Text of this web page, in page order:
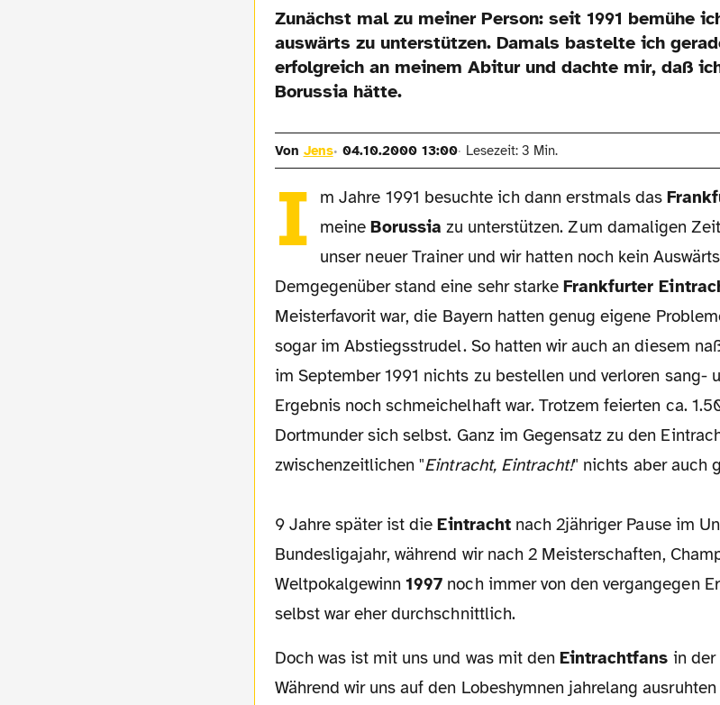
Zunächst mal zu meiner Person: seit 1991 bemühe
auswärts zu unterstützen. Damals bastelte ich
erfolgreich an meinem Abitur und dachte mir, daß
Borussia hätte.
Von Jens 04.10.2000 13:00 Lesezeit: 3 Min.
I m Jahre 1991 besuchte ich dann erstmals das
meineBorussia zu unterstützen. Zum damaligen
unser neuer Trainer und wir hatten noch kein
Demgegenüber stand eine sehr starke Frankfurter
Meisterfavorit war, die Bayern hatten genug eigene
sogar im Abstiegsstrudel. So hatten wir auch an diesem
im September 1991 nichts zu bestellen und verloren sang-
Ergebnis noch schmeichelhaft war. Trotzem feierten ca.
Dortmunder sich selbst. Ganz im Gegensatz zu den
zwischenzeitlichen "Eintracht, Eintracht!" nichts aber auch
9 Jahre später ist dieEintrachtnach 2jähriger Pause im
Bundesligajahr, während wir nach 2 Meisterschaften,
Weltpokalgewinn1997 noch immer von den vergangegen
selbst war eher durchschnittlich.
Doch was ist mit uns und was mit denEintrachtfans in der
Während wir uns auf den Lobeshymnen jahrelang